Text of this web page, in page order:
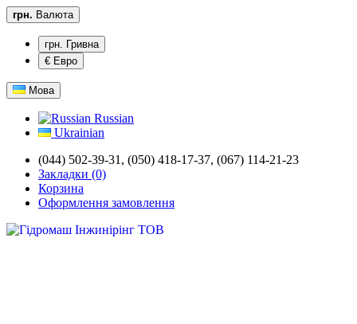
грн. Валюта
грн. Гривна
€ Евро
Мова
Russian
Ukrainian
(044) 502-39-31, (050) 418-17-37, (067) 114-21-23
Закладки (0)
Корзина
Оформлення замовлення